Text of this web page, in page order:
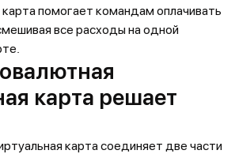
помогает командам оплачивать
все расходы на одной
карта решает
карта соединяет две части